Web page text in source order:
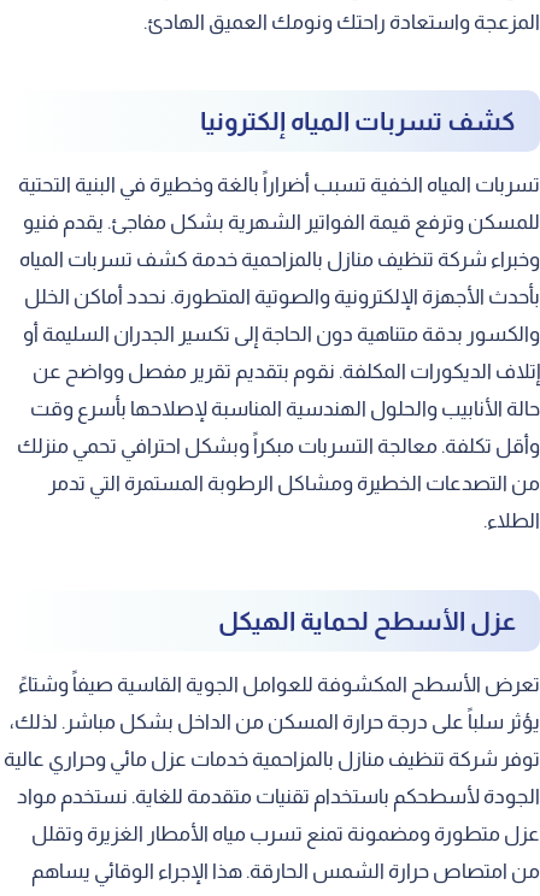
المزعجة واستعادة راحتك ونومك العميق الهادئ.
كشف تسربات المياه إلكترونيا
تسربات المياه الخفية تسبب أضراراً بالغة وخطيرة في البنية التحتية
للمسكن وترفع قيمة الفواتير الشهرية بشكل مفاجئ. يقدم فنيو
وخبراء شركة تنظيف منازل بالمزاحمية خدمة كشف تسربات المياه
بأحدث الأجهزة الإلكترونية والصوتية المتطورة. نحدد أماكن الخلل
والكسور بدقة متناهية دون الحاجة إلى تكسير الجدران السليمة أو
إتلاف الديكورات المكلفة. نقوم بتقديم تقرير مفصل وواضح عن
حالة الأنابيب والحلول الهندسية المناسبة لإصلاحها بأسرع وقت
وأقل تكلفة. معالجة التسربات مبكراً وبشكل احترافي تحمي منزلك
من التصدعات الخطيرة ومشاكل الرطوبة المستمرة التي تدمر
الطلاء.
عزل الأسطح لحماية الهيكل
تعرض الأسطح المكشوفة للعوامل الجوية القاسية صيفاً وشتاءً
يؤثر سلباً على درجة حرارة المسكن من الداخل بشكل مباشر. لذلك،
توفر شركة تنظيف منازل بالمزاحمية خدمات عزل مائي وحراري عالية
الجودة لأسطحكم باستخدام تقنيات متقدمة للغاية. نستخدم مواد
عزل متطورة ومضمونة تمنع تسرب مياه الأمطار الغزيرة وتقلل
من امتصاص حرارة الشمس الحارقة. هذا الإجراء الوقائي يساهم